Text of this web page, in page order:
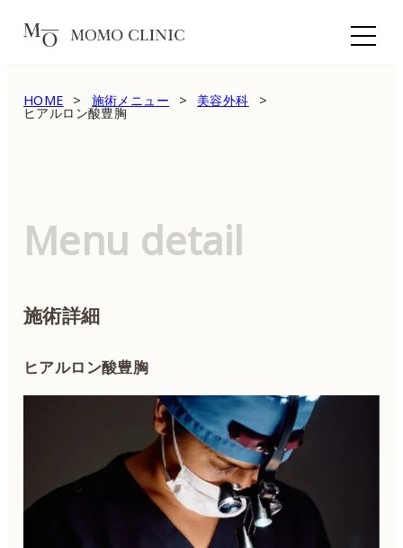
HOME 施術メニュー 美容外科
ヒアルロン酸豊胸
Menu detail
施術詳細
ヒアルロン酸豊胸